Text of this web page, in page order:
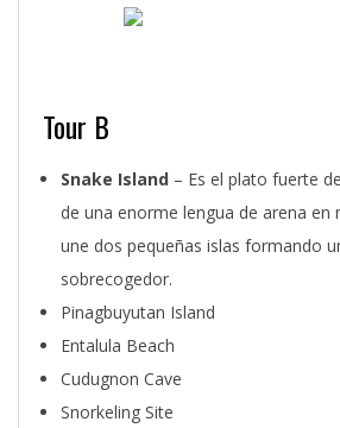
Tour B
Snake Island – Es el plato fuerte
de una enorme lengua de arena en
une dos pequeñas islas formando
sobrecogedor.
Pinagbuyutan Island
Entalula Beach
Cudugnon Cave
Snorkeling Site